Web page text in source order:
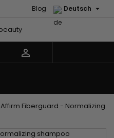
Deutsch 
Blog

Affirm Fiberguard - Normalizing